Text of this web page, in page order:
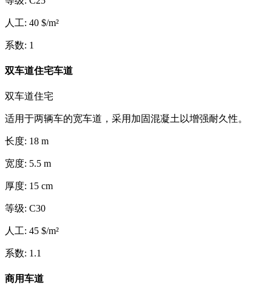
人工: 40 $/m²
系数: 1
双车道住宅车道
双车道住宅
适用于两辆车的宽车道，采用加固混凝土以增强耐久性。
长度: 18 m
宽度: 5.5 m
厚度: 15 cm
等级: C30
人工: 45 $/m²
系数: 1.1
商用车道